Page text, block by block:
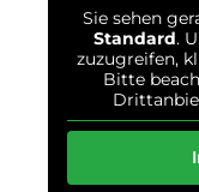
Sie sehen
Standard.
zuzugreifen,
Bitte